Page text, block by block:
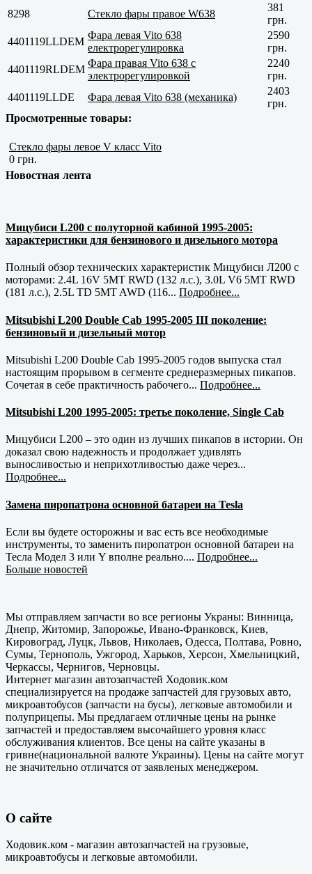
8298
Стекло фары правое W638
381
грн.
4401119LLDEM
Фара левая Vito 638
електрорегулировка
2590
грн.
4401119RLDEM
Фара правая Vito 638 с
электрорегулировкой
2240
грн.
4401119LLDE
Фара левая Vito 638 (механика)
2403
грн.
Просмотренные товары:
Стекло фары левое V класс Vito
0 грн.
Новостная лента
Мицубиси L200 с полуторной кабиной 1995-2005:
характеристики для бензинового и дизельного мотора
Полный обзор технических характеристик Мицубиси Л200 с
моторами: 2.4L 16V 5MT RWD (132 л.с.), 3.0L V6 5MT RWD
(181 л.с.), 2.5L TD 5MT AWD (116... Подробнее...
Mitsubishi L200 Double Cab 1995-2005 III поколение:
бензиновый и дизельный мотор
Mitsubishi L200 Double Cab 1995-2005 годов выпуска стал
настоящим прорывом в сегменте среднеразмерных пикапов.
Сочетая в себе практичность рабочего... Подробнее...
Mitsubishi L200 1995-2005: третье поколение, Single Cab
Мицубиси L200 – это один из лучших пикапов в истории. Он
доказал свою надежность и продолжает удивлять
выносливостью и неприхотливостью даже через...
Подробнее...
Замена пиропатрона основной батареи на Tesla
Если вы будете осторожны и вас есть все необходимые
инструменты, то заменить пиропатрон основной батареи на
Тесла Модел 3 или Y вполне реально.... Подробнее...
Больше новостей
Мы отправляем запчасти во все регионы Украны: Винница,
Днепр, Житомир, Запорожье, Ивано-Франковск, Киев,
Кировоград, Луцк, Львов, Николаев, Одесса, Полтава, Ровно,
Сумы, Тернополь, Ужгород, Харьков, Херсон, Хмельницкий,
Черкассы, Чернигов, Черновцы.
Интернет магазин автозапчастей Ходовик.ком
специализируется на продаже запчастей для грузовых авто,
микроавтобусов (запчасти на бусы), легковые автомобили и
полуприцепы. Мы предлагаем отличные цены на рынке
запчастей и предоставляем высочайшего уровня класс
обслуживания клиентов. Все цены на сайте указаны в
гривне(национальной валюте Украины). Цены на сайте могут
не значительно отличатся от заявленых менеджером.
О сайте
Ходовик.ком - магазин автозапчастей на грузовые,
микроавтобусы и легковые автомобили.